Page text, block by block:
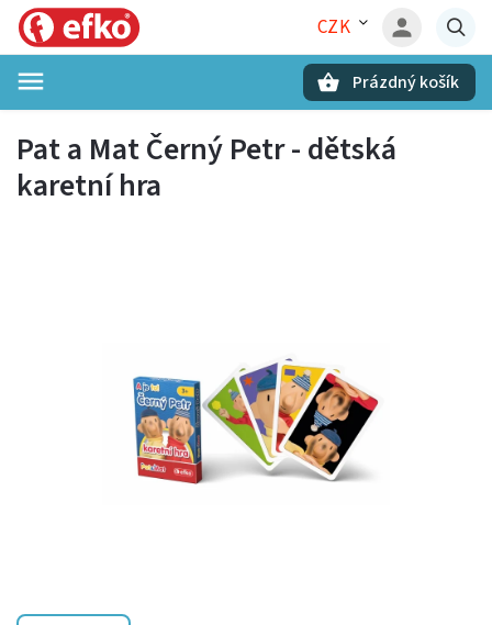
CZK
Prázdný košík
Pat a Mat Černý Petr - dětská
karetní hra